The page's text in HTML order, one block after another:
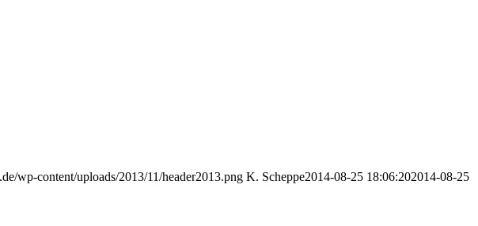
wp-content/uploads/2013/11/header2013.png K. Scheppe2014-08-25 18:06:202014-08-25